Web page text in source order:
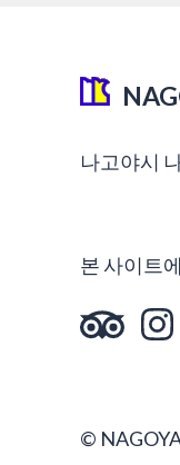
나고야시
본 사이트
©